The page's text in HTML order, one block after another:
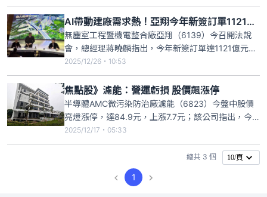
果也引發國際關注，南韓媒體也對此進行報導，由於
與台灣半導體產業有競爭關係，擔心韓國半導體展業
會受到影響，多家韓媒也關注，去年美韓協議的「最
惠國待遇」原則，還
AI帶動建廠需求熱！亞翔今年新簽訂單1121億 97％來自半導體業
無塵室工程暨機電整合廠亞翔（6139）今召開法說
會，總經理蔣曉麟指出，今年新簽訂單達1121億元，
創近五年新高，區域分佈以東協佔84%為最大宗，產
業分佈以半導體佔97%最高，新簽訂單幾乎皆來自半
導體，公共工程（如捷運、機場）接案較少。在建工
程合約金額累計達1753億元，也創近五年新高，其
中，區域分佈
2025/12/26・10:53
焦點股》濾能：營運虧損 股價飆漲停
半導體AMC微污染防治廠濾能（6823）今盤中股價
亮燈漲停，達84.9元，上漲7.7元；該公司指出，今
年第3季營運轉虧損，但前3季每股稅後虧損3.36
元，目前10、11月合併營收合計為新台幣1.16億元，
以目前訂單出貨狀況來看，第4季合併營收約較季減
2025/12/17・05:33
總共 3 個 10/頁
1